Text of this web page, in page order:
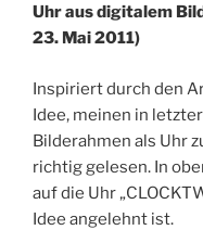
Uhr aus digitalem
23. Mai 2011)
Inspiriert durch den
Idee, meinen in
Bilderahmen als Uhr
richtig gelesen. In
auf die Uhr
Idee angelehnt ist.